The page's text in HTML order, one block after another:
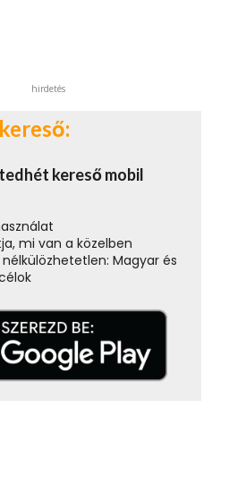
hirdetés
kereső mobil
mi van a közelben
Magyar és